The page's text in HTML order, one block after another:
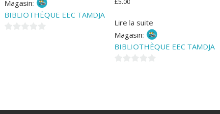
Magasin:
BIBLIOTHÈQUE EEC TAMDJA
Lire la suite
Magasin:
BIBLIOTHÈQUE EEC TAMDJA